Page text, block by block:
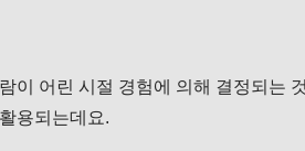
이 어린 시절 경험에 의해 결정되는
용되는데요.